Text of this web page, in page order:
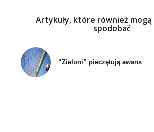
Artykuły, które również mogą
spodobać
“Zieloni” pieczętują awans